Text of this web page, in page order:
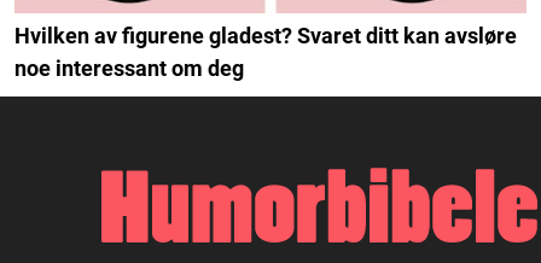
Hvilken av figurene gladest? Svaret ditt kan avsløre
noe interessant om deg